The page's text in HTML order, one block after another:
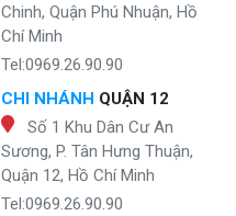
Chinh, Quận Phú Nhuận, Hồ
Chí Minh
Tel:0969.26.90.90
CHI NHÁNH QUẬN 12
Số 1 Khu Dân Cư An
Sương, P. Tân Hưng Thuận,
Quận 12, Hồ Chí Minh
Tel:0969.26.90.90